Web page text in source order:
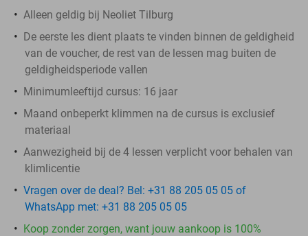
Alleen geldig bij Neoliet Tilburg
De eerste les dient plaats te vinden binnen de geldigheid
van de voucher, de rest van de lessen mag buiten de
geldigheidsperiode vallen
Minimumleeftijd cursus: 16 jaar
Maand onbeperkt klimmen na de cursus is exclusief
materiaal
Aanwezigheid bij de 4 lessen verplicht voor behalen van
klimlicentie
Vragen over de deal? Bel: +31 88 205 05 05 of
WhatsApp met: +31 88 205 05 05
Koop zonder zorgen, want jouw aankoop is 100%